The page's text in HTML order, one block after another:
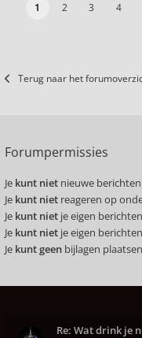
1 2 3 4
Terug naar het
Forumpermissies
Je kunt niet nieuwe
Je kunt niet reageren op
Je kunt niet je eigen
Je kunt niet je eigen
Je kunt geen bijlagen
Re: Wat drink je